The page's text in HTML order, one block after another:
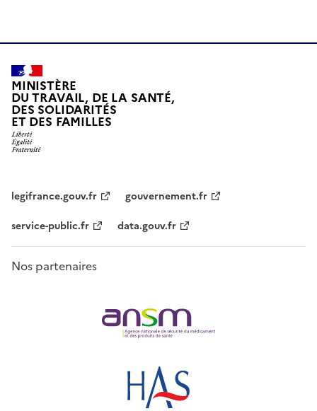
MINISTÈRE
DU TRAVAIL, DE LA SANTÉ,
DES SOLIDARITÉS
ET DES FAMILLES
legifrance.gouv.fr
gouvernement.fr
service-public.fr
data.gouv.fr
Nos partenaires